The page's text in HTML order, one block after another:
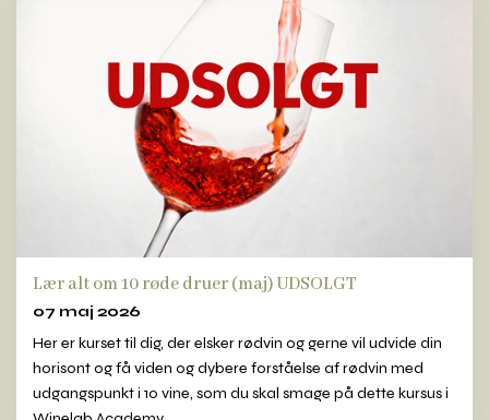
Lær alt om 10 røde druer (maj) UDSOLGT
07 maj 2026
Her er kurset til dig, der elsker rødvin og gerne vil udvide din
horisont og få viden og dybere forståelse af rødvin med
udgangspunkt i 10 vine, som du skal smage på dette kursus i